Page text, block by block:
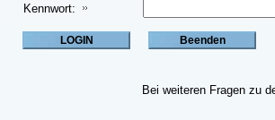
Kennwort:
Bei weiteren Fragen zu